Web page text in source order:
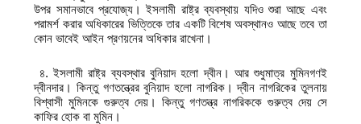
উপর সমানভাবে প্রযোজ্য। ইসলামী রাষ্ট্র ব্যবস্থায় যদিও শুরা আছে এবং
পরামর্শ করার অধিকারের ভিত্তিকে তার একটি বিশেষ অবস্থানও আছে তবে তা
কোন ভাবেই আইন প্রণয়নের অধিকার রাখেনা।
৪. ইসলামী রাষ্ট্র ব্যবস্থার বুনিয়াদ হলো দ্বীন। আর শুধুমাত্র মুমিনগণই
দ্বীনদার। কিন্তু গণতন্ত্রের বুনিয়াদ হলো নাগরিক। দ্বীন নাগরিকের তুলনায়
বিশ্বাসী মুমিনকে গুরুত্ব দেয়। কিন্তু গণতন্ত্র নাগরিককে গুরুত্ব দেয় সে
কাফির হোক বা মুমিন।